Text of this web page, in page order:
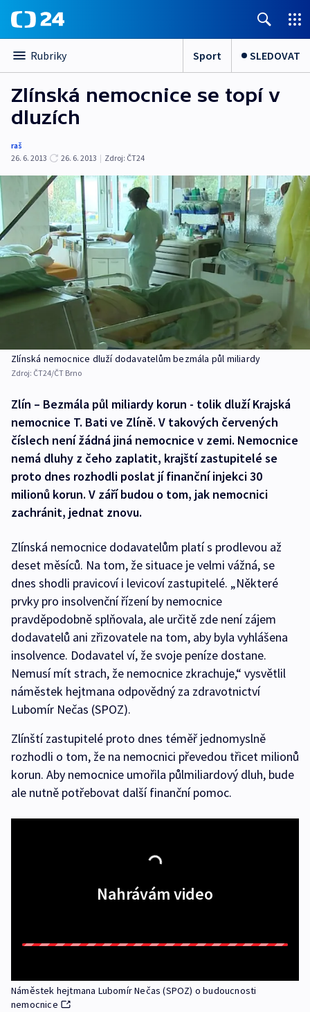
Rubriky Sport SLEDOVAT
Zlínská nemocnice se topí v
dluzích
raš
26. 6. 2013
26. 6. 2013 | Zdroj: ČT24
Zlínská nemocnice dluží dodavatelům bezmála půl miliardy
Zdroj: ČT24/ČT Brno
Zlín – Bezmála půl miliardy korun - tolik dluží Krajská
nemocnice T. Bati ve Zlíně. V takových červených
číslech není žádná jiná nemocnice v zemi. Nemocnice
nemá dluhy z čeho zaplatit, krajští zastupitelé se
proto dnes rozhodli poslat jí finanční injekci 30
milionů korun. V září budou o tom, jak nemocnici
zachránit, jednat znovu.
Zlínská nemocnice dodavatelům platí s prodlevou až
deset měsíců. Na tom, že situace je velmi vážná, se
dnes shodli pravicoví i levicoví zastupitelé. „Některé
prvky pro insolvenční řízení by nemocnice
pravděpodobně splňovala, ale určitě zde není zájem
dodavatelů ani zřizovatele na tom, aby byla vyhlášena
insolvence. Dodavatel ví, že svoje peníze dostane.
Nemusí mít strach, že nemocnice zkrachuje,“ vysvětlil
náměstek hejtmana odpovědný za zdravotnictví
Lubomír Nečas (SPOZ).
Zlínští zastupitelé proto dnes téměř jednomyslně
rozhodli o tom, že na nemocnici převedou třicet milionů
korun. Aby nemocnice umořila půlmiliardový dluh, bude
ale nutně potřebovat další finanční pomoc.
Nahrávám video
Náměstek hejtmana Lubomír Nečas (SPOZ) o budoucnosti
nemocnice